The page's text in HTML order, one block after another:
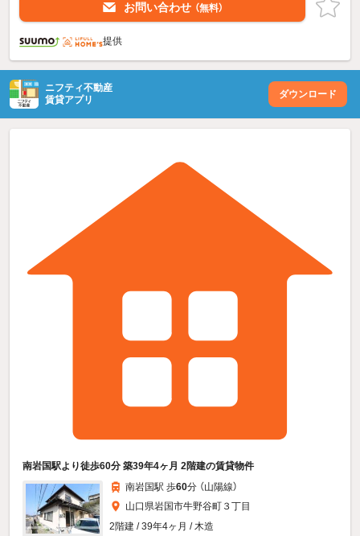
お問い合わせ （無料）
提供
ニフティ不動産
賃貸アプリ
ダウンロード
南岩国駅より徒歩60分 築39年4ヶ月 2階建の賃貸物件
南岩国駅 歩60分 （山陽線）
山口県岩国市牛野谷町３丁目
2階建 / 39年4ヶ月 / 木造